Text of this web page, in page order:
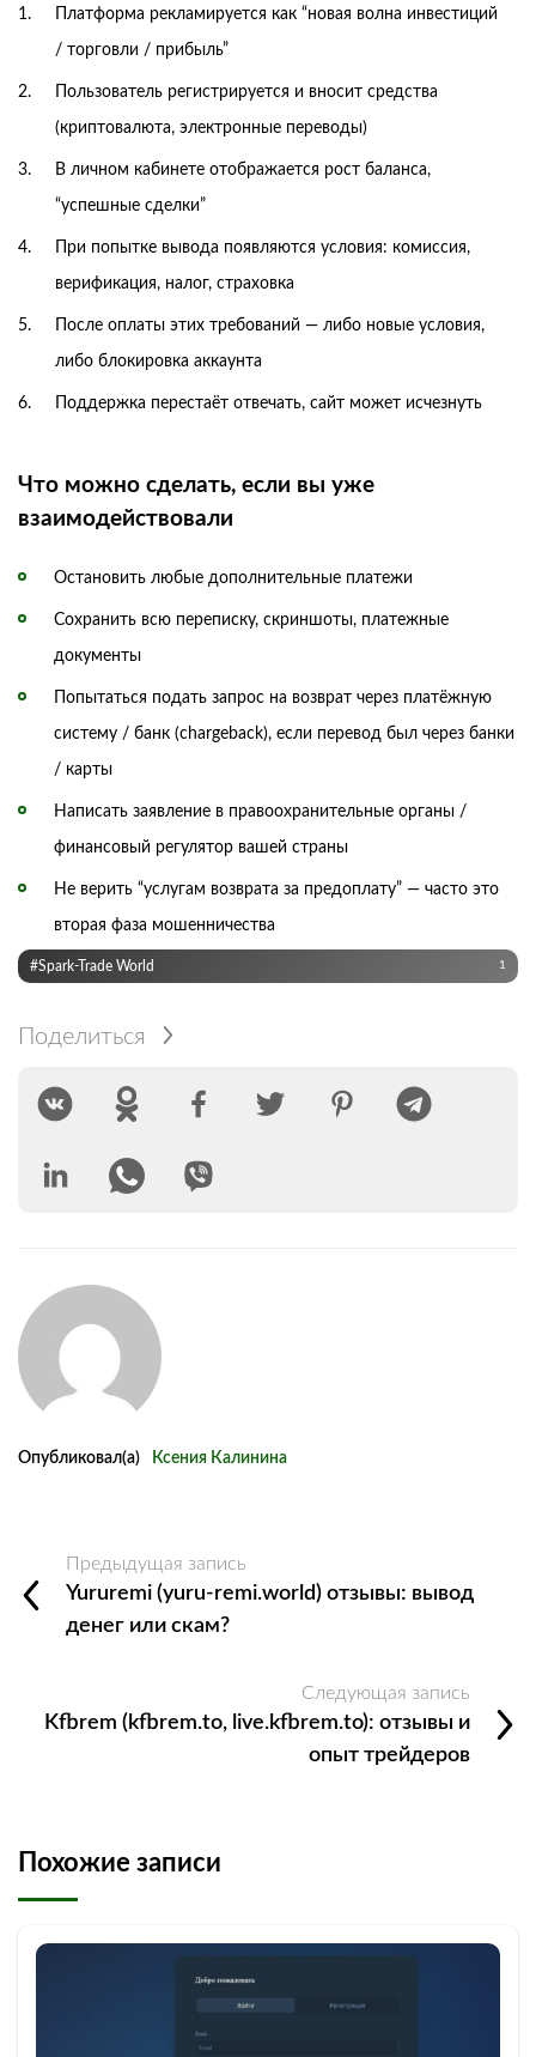
Платформа рекламируется как “новая волна инвестиций
/ торговли / прибыль”
Пользователь регистрируется и вносит средства
(криптовалюта, электронные переводы)
В личном кабинете отображается рост баланса,
“успешные сделки”
При попытке вывода появляются условия: комиссия,
верификация, налог, страховка
После оплаты этих требований — либо новые условия,
либо блокировка аккаунта
Поддержка перестаёт отвечать, сайт может исчезнуть
Что можно сделать, если вы уже
взаимодействовали
Остановить любые дополнительные платежи
Сохранить всю переписку, скриншоты, платежные
документы
Попытаться подать запрос на возврат через платёжную
систему / банк (chargeback), если перевод был через банки
/ карты
Написать заявление в правоохранительные органы /
финансовый регулятор вашей страны
Не верить “услугам возврата за предоплату” — часто это
вторая фаза мошенничества
#Spark-Trade World 1
Поделиться
Опубликовал(а) Ксения Калинина
Предыдущая запись
Yururemi (yuru-remi.world) отзывы: вывод
денег или скам?
Следующая запись
Kfbrem (kfbrem.to, live.kfbrem.to): отзывы и
опыт трейдеров
Похожие записи